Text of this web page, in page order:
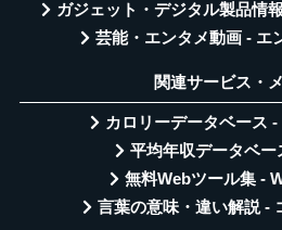
ガジェット・デジタル製品情
芸能・エンタメ動画 - エ
関連サービス・
カロリーデータベース
平均年収データベー
無料Webツール集 -
言葉の意味・違い解説 -